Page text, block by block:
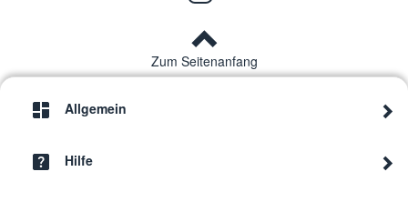
Zum Seitenanfang
Allgemein
Hilfe